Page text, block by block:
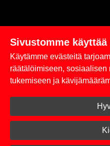
Linkit
Toimitus- ja
Sivustomme käyttää
Käytämme evästeitä
räätälöimiseen,
tukemiseen ja